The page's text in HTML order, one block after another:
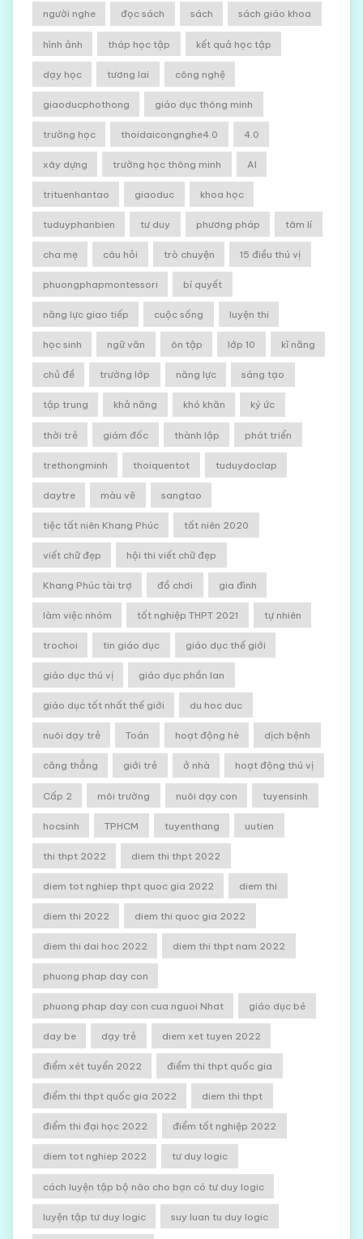
người nghe đọc sách sách sách giáo khoa
hình ảnh tháp học tập kết quả học tập
dạy học tương lai công nghệ
giaoducphothong giáo dục thông minh
trường học thoidaicongnghe4.0 4.0
xây dựng trường học thông minh AI
trituenhantao giaoduc khoa học
tuduyphanbien tư duy phương pháp tâm lí
cha mẹ câu hỏi trò chuyện 15 điều thú vị
phuongphapmontessori bí quyết
năng lực giao tiếp cuộc sống luyện thi
học sinh ngữ văn ôn tập lớp 10 kĩ năng
chủ đề trường lớp năng lực sáng tạo
tập trung khả năng khó khăn ký ức
thời trẻ giám đốc thành lập phát triển
trethongminh thoiquentot tuduydoclap
daytre màu vẽ sangtao
tiệc tất niên Khang Phúc tất niên 2020
viết chữ đẹp hội thi viết chữ đẹp
Khang Phúc tài trợ đồ chơi gia đình
làm việc nhóm tốt nghiệp THPT 2021 tự nhiên
trochoi tin giáo dục giáo dục thế giới
giáo dục thú vị giáo dục phần lan
giáo dục tốt nhất thế giới du hoc duc
nuôi dạy trẻ Toán hoạt động hè dịch bệnh
căng thẳng giới trẻ ở nhà hoạt động thú vị
Cấp 2 môi trường nuôi dạy con tuyensinh
hocsinh TPHCM tuyenthang uutien
thi thpt 2022 diem thi thpt 2022
diem tot nghiep thpt quoc gia 2022 diem thi
diem thi 2022 diem thi quoc gia 2022
diem thi dai hoc 2022 diem thi thpt nam 2022
phuong phap day con
phuong phap day con cua nguoi Nhat giáo dục bé
day be dạy trẻ diem xet tuyen 2022
điểm xét tuyển 2022 điểm thi thpt quốc gia
điểm thi thpt quốc gia 2022 diem thi thpt
điểm thi đại học 2022 điểm tốt nghiệp 2022
diem tot nghiep 2022 tư duy logic
cách luyện tập bộ não cho bạn có tư duy logic
luyện tập tư duy logic suy luan tu duy logic